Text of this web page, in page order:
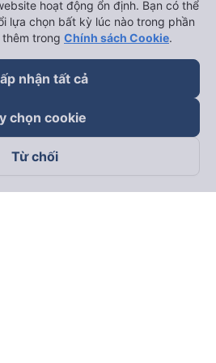
trên
hoạt động ổn định. Bạn có thể
lựa chọn bất kỳ lúc nào trong phần
thêm trong Chính sách Cookie.
nhận tất cả
chọn cookie
Từ chối